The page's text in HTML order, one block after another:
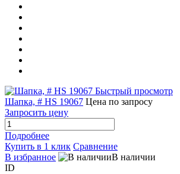
Быстрый просмотр
Шапка, # HS 19067 Цена по запросу
Запросить цену
Подробнее
Купить в 1 клик Сравнение
В избранное
В наличии
ID